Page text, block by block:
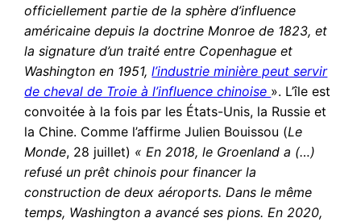
officiellement partie de la sphère d’influence
américaine depuis la doctrine Monroe de 1823, et
la signature d’un traité entre Copenhague et
Washington en 1951,l’industrie minière peut servir
de cheval de Troie à l’influence chinoise ». L’île est
convoitée à la fois par les États-Unis, la Russie et
la Chine. Comme l’affirme Julien Bouissou (Le
Monde, 28 juillet) « En 2018, le Groenland a (…)
refusé un prêt chinois pour financer la
construction de deux aéroports. Dans le même
temps, Washington a avancé ses pions. En 2020,